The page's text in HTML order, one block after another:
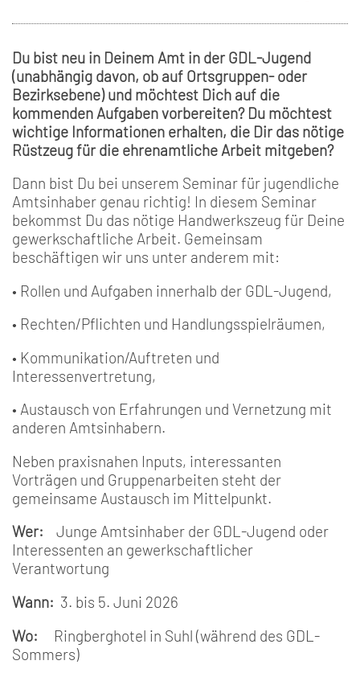
Du bist neu in Deinem Amt in der GDL-Jugend
(unabhängig davon, ob auf Ortsgruppen- oder
Bezirksebene) und möchtest Dich auf die
kommenden Aufgaben vorbereiten? Du möchtest
wichtige Informationen erhalten, die Dir das nötige
Rüstzeug für die ehrenamtliche Arbeit mitgeben?
Dann bist Du bei unserem Seminar für jugendliche
Amtsinhaber genau richtig! In diesem Seminar
bekommst Du das nötige Handwerkszeug für Deine
gewerkschaftliche Arbeit. Gemeinsam
beschäftigen wir uns unter anderem mit:
• Rollen und Aufgaben innerhalb der GDL-Jugend,
• Rechten/Pflichten und Handlungsspielräumen,
• Kommunikation/Auftreten und
Interessenvertretung,
• Austausch von Erfahrungen und Vernetzung mit
anderen Amtsinhabern.
Neben praxisnahen Inputs, interessanten
Vorträgen und Gruppenarbeiten steht der
gemeinsame Austausch im Mittelpunkt.
Wer: Junge Amtsinhaber der GDL-Jugend oder
Interessenten an gewerkschaftlicher
Verantwortung
Wann: 3. bis 5. Juni 2026
Wo: Ringberghotel in Suhl (während des GDL-
Sommers)